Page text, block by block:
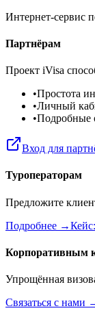
Интернет-сервис
Партнёрам
Проект iVisa
•Простота
•Личный
•Подробные
Вход для
Туроператорам
Предложите
Подробнее →
Корпоративным
Упрощённая
Связаться с нами